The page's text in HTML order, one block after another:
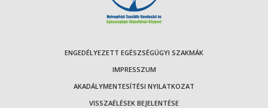
ENGEDÉLYEZETT EGÉSZSÉGÜGYI SZAKMÁK
IMPRESSZUM
AKADÁLYMENTESÍTÉSI NYILATKOZAT
VISSZAÉLÉSEK BEJELENTÉSE